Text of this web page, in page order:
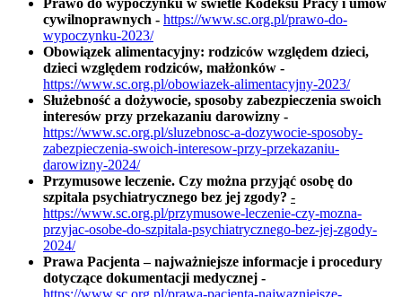
cywilnoprawnych - https://www.sc.org.pl/prawo-do-
wypoczynku-2023/
Obowiązek alimentacyjny: rodziców względem dzieci,
dzieci względem rodziców, małżonków -
https://www.sc.org.pl/obowiazek-alimentacyjny-2023/
Służebność a dożywocie, sposoby zabezpieczenia swoich
interesów przy przekazaniu darowizny -
https://www.sc.org.pl/sluzebnosc-a-dozywocie-sposoby-
zabezpieczenia-swoich-interesow-przy-przekazaniu-
darowizny-2024/
Przymusowe leczenie. Czy można przyjąć osobę do
szpitala psychiatrycznego bez jej zgody? -
https://www.sc.org.pl/przymusowe-leczenie-czy-mozna-
przyjac-osobe-do-szpitala-psychiatrycznego-bez-jej-zgody-
2024/
Prawa Pacjenta – najważniejsze informacje i procedury
dotyczące dokumentacji medycznej -
https://www.sc.org.pl/prawa-pacjenta-najwazniejsze-